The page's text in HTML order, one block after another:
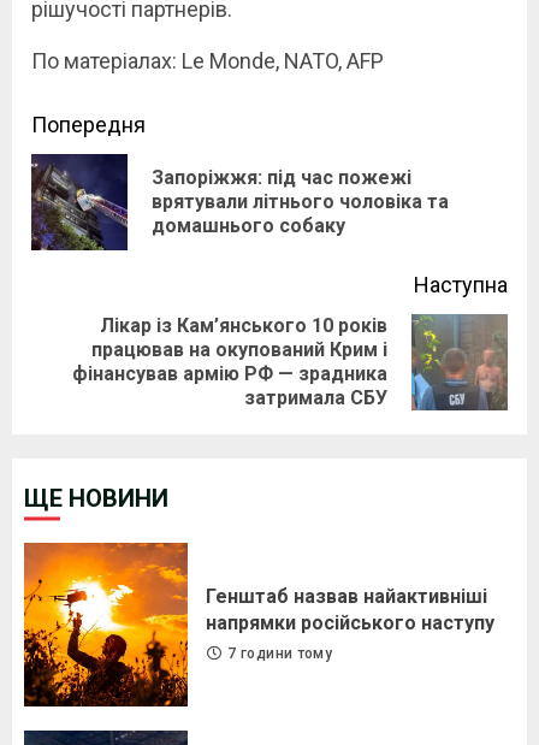
рішучості партнерів.
По матеріалах: Le Monde, NATO, AFP
Continue
Reading
Попередня
Запоріжжя: під час пожежі
врятували літнього чоловіка та
домашнього собаку
Наступна
post:
Лікар із Кам’янського 10 років
працював на окупований Крим і
фінансував армію РФ — зрадника
затримала СБУ
ЩЕ НОВИНИ
Генштаб назвав найактивніші
напрямки російського наступу
7 години тому